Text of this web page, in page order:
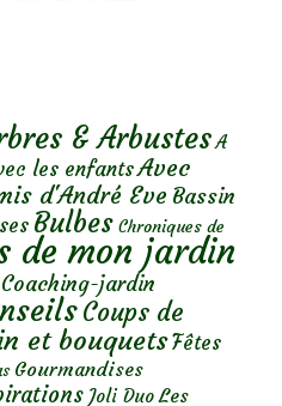
& Arbustes A
les enfantsAvec
d'André Eve Bassin
Bulbes Chroniques de
de mon jardin
Coaching-jardin
Coups de
et bouquetsFêtes
Gourmandises
Joli Duo Les